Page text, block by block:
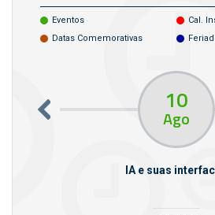
Eventos
Cal.
Datas Comemorativas
10
Ago
IA e suas